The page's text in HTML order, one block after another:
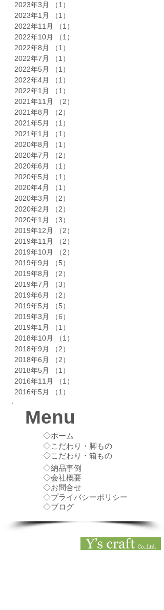
2023年3月
（1）
2023年1月
（1）
2022年11月
（1）
2022年10月
（1）
2022年8月
（1）
2022年7月
（1）
2022年5月
（1）
2022年4月
（1）
2022年1月
（1）
2021年11月
（2）
2021年8月
（2）
2021年5月
（1）
2021年1月
（1）
2020年8月
（1）
2020年7月
（2）
2020年6月
（1）
2020年5月
（1）
2020年4月
（1）
2020年3月
（2）
2020年2月
（2）
2020年1月
（3）
2019年12月
（2）
2019年11月
（2）
2019年10月
（2）
2019年9月
（5）
2019年8月
（2）
2019年7月
（3）
2019年6月
（2）
2019年5月
（5）
2019年3月
（6）
2019年1月
（1）
2018年10月
（1）
2018年9月
（2）
2018年6月
（2）
2018年5月
（1）
2016年11月
（1）
2016年5月
（1）
Menu
◇ホーム
◇こだわり・脚もの
◇こだわり・箱もの
◇納品事例
◇会社概要
◇お問合せ
◇プライバシーポリシー
◇ブログ